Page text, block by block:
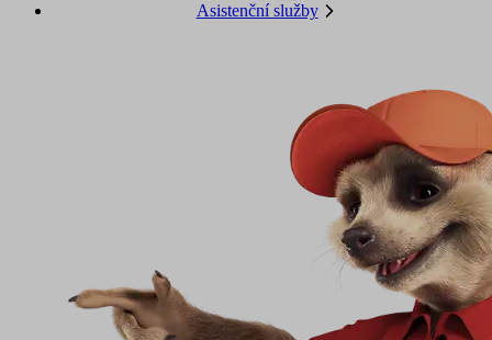
Asistenční služby